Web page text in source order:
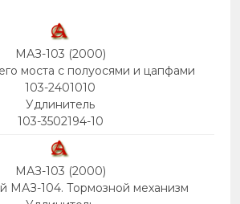
МАЗ-103 (2000)
моста с полуосями и цапфами
103-2401010
Удлинитель
103-3502194-10
МАЗ-103 (2000)
МАЗ-104. Тормозной механизм